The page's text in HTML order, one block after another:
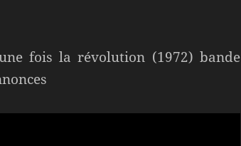
fois la révolution (1972) bande